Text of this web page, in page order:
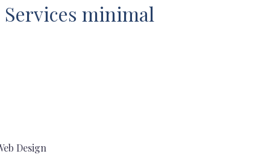
Services minimal
Design